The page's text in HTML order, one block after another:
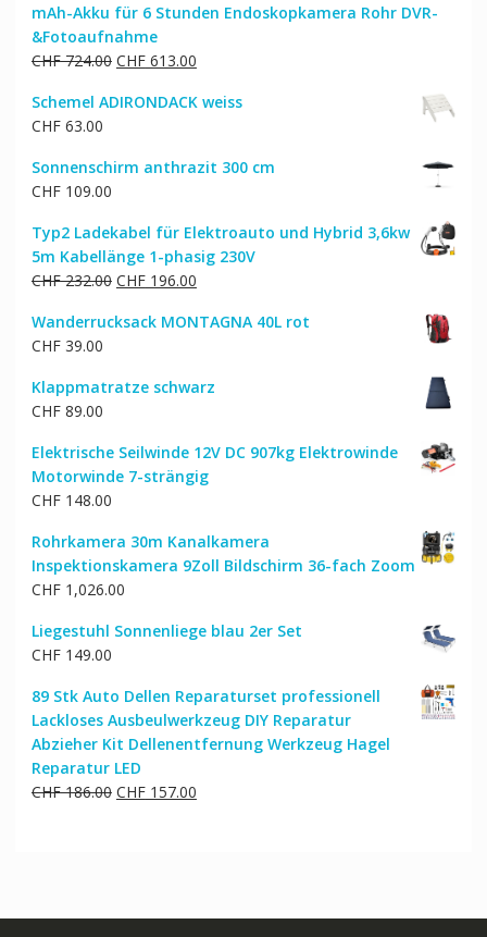
mAh-Akku für 6 Stunden Endoskopkamera Rohr DVR-
&Fotoaufnahme
CHF724.00 Ursprünglicher
war:
CHF613.00Aktueller
ist:
Schemel ADIRONDACK weiss
CHF63.00
Sonnenschirm anthrazit 300 cm
CHF109.00
Typ2 Ladekabel für Elektroauto und Hybrid 3,6kw
5m Kabellänge 1-phasig 230V
CHF232.00 Ursprünglicher
war:
CHF196.00Aktueller
ist:
Wanderrucksack MONTAGNA 40L rot
CHF39.00
Klappmatratze schwarz
CHF89.00
Elektrische Seilwinde 12V DC 907kg Elektrowinde
Motorwinde 7-strängig
CHF148.00
Rohrkamera 30m Kanalkamera
Inspektionskamera 9Zoll Bildschirm 36-fach Zoom
CHF1,026.00
Liegestuhl Sonnenliege blau 2er Set
CHF149.00
89 Stk Auto Dellen Reparaturset professionell
Lackloses Ausbeulwerkzeug DIY Reparatur
Abzieher Kit Dellenentfernung Werkzeug Hagel
Reparatur LED
CHF186.00 Ursprünglicher
CHF157.00Aktueller